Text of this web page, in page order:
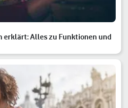
erklärt: Alles zu Funktionen und